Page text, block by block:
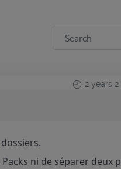
2 years
ni de séparer deux